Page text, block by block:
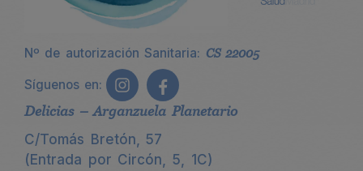
Nº de autorización Sanitaria: CS 22005
Síguenos en:
Delicias – Arganzuela Planetario
C/Tomás Bretón, 57
(Entrada por Circón, 5, 1C)